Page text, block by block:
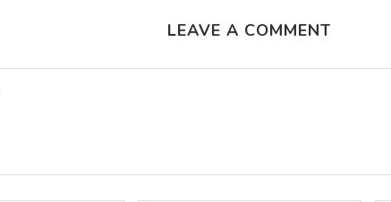
LEAVE A COMMENT